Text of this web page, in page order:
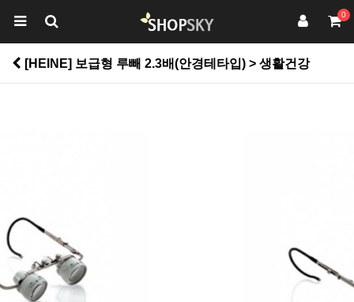
0
[HEINE] 보급형 루빼 2.3배(안경테타입) > 생활건강